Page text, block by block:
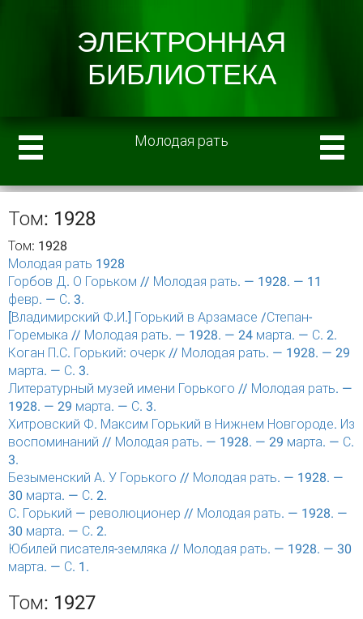
Молодая рать
Том: 1928
Том: 1928
Молодая рать 1928
Горбов Д. О Горьком // Молодая рать. — 1928. — 11
февр. — С. 3.
[Владимирский Ф.И.] Горький в Арзамасе /Степан-
Горемыка // Молодая рать. — 1928. — 24 марта. — С. 2.
Коган П.С. Горький: очерк // Молодая рать. — 1928. — 29
марта. — С. 3.
Литературный музей имени Горького // Молодая рать. —
1928. — 29 марта. — С. 3.
Хитровский Ф. Максим Горький в Нижнем Новгороде. Из
воспоминаний // Молодая рать. — 1928. — 29 марта. — С.
3.
Безыменский А. У Горького // Молодая рать. — 1928. —
30 марта. — С. 2.
С. Горький — революционер // Молодая рать. — 1928. —
30 марта. — С. 2.
Юбилей писателя-земляка // Молодая рать. — 1928. — 30
марта. — С. 1.
Том: 1927